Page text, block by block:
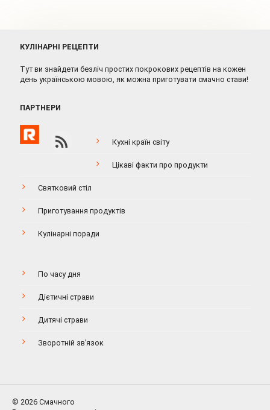
КУЛІНАРНІ РЕЦЕПТИ
Тут ви знайдети безліч простих покрокових рецептів на кожен
день українською мовою, як можна приготувати смачно стави!
ПАРТНЕРИ
Кухні країн світу
Цікаві факти про продукти
Святковий стіл
Приготування продуктів
Кулінарні поради
По часу дня
Дієтичні страви
Дитячі страви
Зворотній зв’язок
© 2026 Смачного